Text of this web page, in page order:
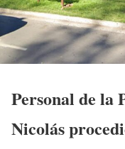
Personal de la
Nicolás